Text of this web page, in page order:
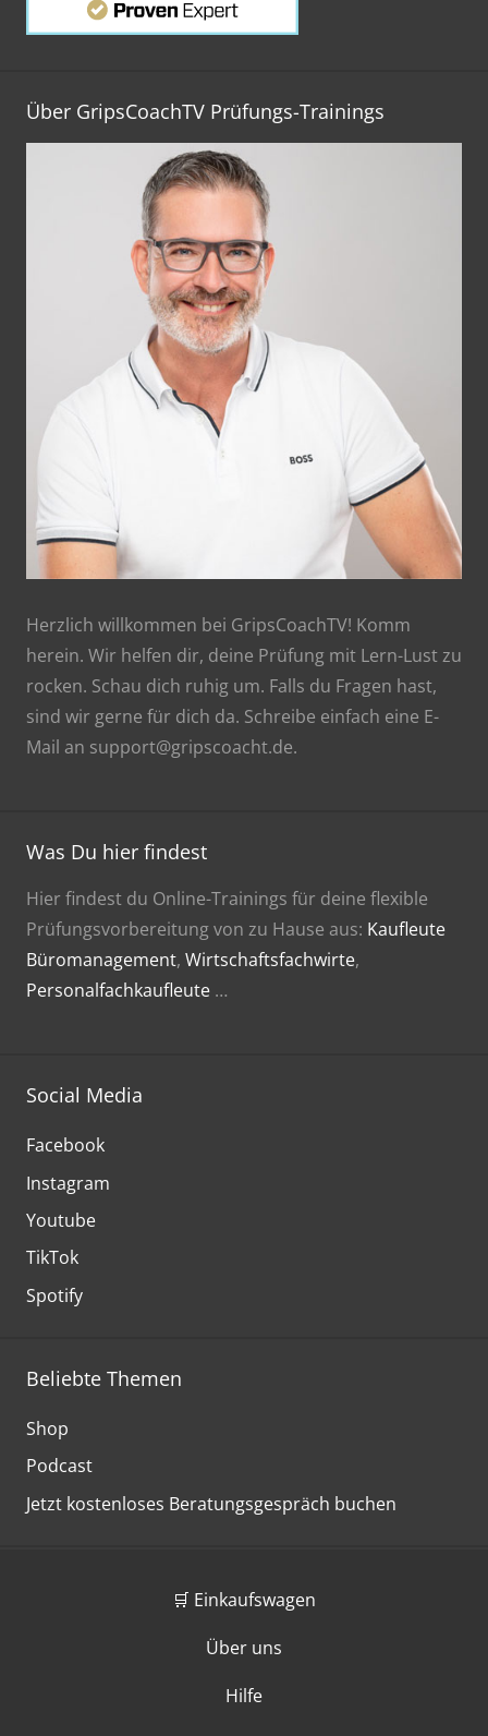
Über GripsCoachTV Prüfungs-Trainings
Herzlich willkommen bei GripsCoachTV! Komm
herein. Wir helfen dir, deine Prüfung mit Lern-Lust zu
rocken. Schau dich ruhig um. Falls du Fragen hast,
sind wir gerne für dich da. Schreibe einfach eine E-
Mail an support@gripscoacht.de.
Was Du hier findest
Hier findest du Online-Trainings für deine flexible
Prüfungsvorbereitung von zu Hause aus: Kaufleute
Büromanagement, Wirtschaftsfachwirte,
Personalfachkaufleute …
Social Media
Facebook
Instagram
Youtube
TikTok
Spotify
Beliebte Themen
Shop
Podcast
Jetzt kostenloses Beratungsgespräch buchen
🛒 Einkaufswagen
Über uns
Hilfe